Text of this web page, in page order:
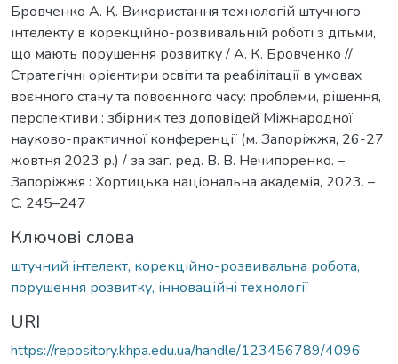
Бровченко А. К. Використання технологій штучного
інтелекту в корекційно-розвивальній роботі з дітьми,
що мають порушення розвитку / А. К. Бровченко //
Стратегічні орієнтири освіти та реабілітації в умовах
воєнного стану та повоєнного часу: проблеми, рішення,
перспективи : збірник тез доповідей Міжнародної
науково-практичної конференції (м. Запоріжжя, 26-27
жовтня 2023 р.) / за заг. ред. В. В. Нечипоренко. –
Запоріжжя : Хортицька національна академія, 2023. –
С. 245–247
Ключові слова
штучний інтелект, корекційно-розвивальна робота,
порушення розвитку, інноваційні технології
URI
https://repository.khpa.edu.ua/handle/123456789/4096